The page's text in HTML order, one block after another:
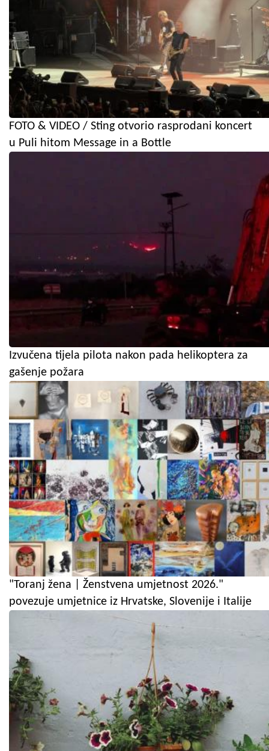
FOTO & VIDEO / Sting otvorio rasprodani koncert
u Puli hitom Message in a Bottle
Izvučena tijela pilota nakon pada helikoptera za
gašenje požara
"Toranj žena | Ženstvena umjetnost 2026."
povezuje umjetnice iz Hrvatske, Slovenije i Italije